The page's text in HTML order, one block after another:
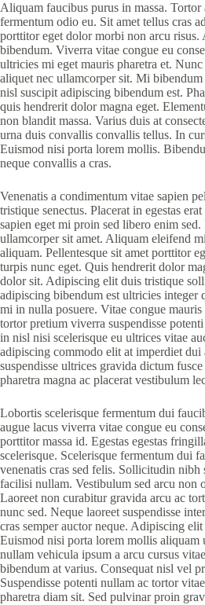
Aliquam faucibus purus in massa.
fermentum odio eu. Sit amet tellus cras
porttitor eget dolor morbi non arcu
bibendum. Viverra vitae congue eu
ultricies mi eget mauris pharetra et.
aliquet nec ullamcorper sit. Mi bibendum
nisl suscipit adipiscing bibendum est.
quis hendrerit dolor magna eget.
non blandit massa. Varius duis at
urna duis convallis convallis tellus. In
Euismod nisi porta lorem mollis.
neque convallis a cras.
Venenatis a condimentum vitae sapien
tristique senectus. Placerat in egestas
sapien eget mi proin sed libero enim
ullamcorper sit amet. Aliquam eleifend
aliquam. Pellentesque sit amet porttitor
turpis nunc eget. Quis hendrerit dolor
dolor sit. Adipiscing elit duis tristique
adipiscing bibendum est ultricies integer
mi in nulla posuere. Vitae congue
tortor pretium viverra suspendisse
in nisl nisi scelerisque eu ultrices vitae
adipiscing commodo elit at imperdiet dui
suspendisse ultrices gravida dictum
pharetra magna ac placerat vestibulum
Lobortis scelerisque fermentum dui
augue lacus viverra vitae congue eu
porttitor massa id. Egestas egestas
scelerisque. Scelerisque fermentum dui
venenatis cras sed felis. Sollicitudin nibh
facilisi nullam. Vestibulum sed arcu non
Laoreet non curabitur gravida arcu ac
nunc sed. Neque laoreet suspendisse
cras semper auctor neque. Adipiscing
Euismod nisi porta lorem mollis aliquam
nullam vehicula ipsum a arcu cursus
bibendum at varius. Consequat nisl vel
Suspendisse potenti nullam ac tortor
pharetra diam sit. Sed pulvinar proin